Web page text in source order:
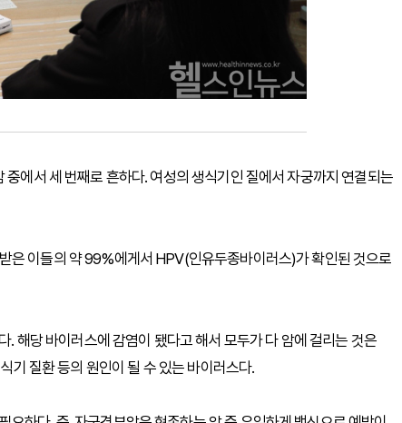
에서 세 번째로 흔하다. 여성의 생식기인 질에서 자궁까지 연결되는
은 이들의 약 99%에게서 HPV(인유두종바이러스)가 확인된 것으로
해당 바이러스에 감염이 됐다고 해서 모두가 다 암에 걸리는 것은
기 질환 등의 원인이 될 수 있는 바이러스다.